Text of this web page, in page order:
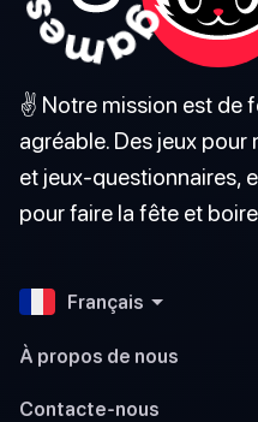
✌️ Notre mission est de
agréable. Des jeux
et jeux-questionnaires,
pour faire la fête et
Français
À propos de nous
Contacte-nous